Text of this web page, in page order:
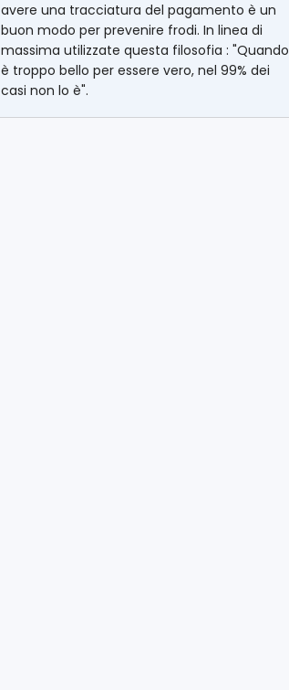
avere una tracciatura del pagamento è un
buon modo per prevenire frodi. In linea di
massima utilizzate questa filosofia : "Quando
è troppo bello per essere vero, nel 99% dei
casi non lo è".